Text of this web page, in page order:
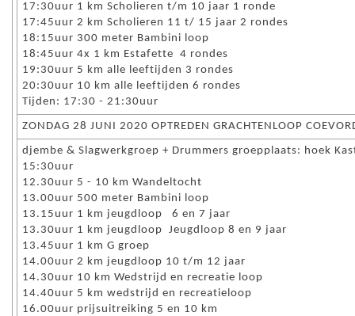
17:30uur 1 km Scholieren t/m 10 jaar 1 ronde
17:45uur 2 km Scholieren 11 t/ 15 jaar 2 rondes
18:15uur 300 meter Bambini loop
18:45uur 4x 1 km Estafette 4 rondes
19:30uur 5 km alle leeftijden 3 rondes
20:30uur 10 km alle leeftijden 6 rondes
Tijden: 17:30 - 21:30uur
ZONDAG 28 JUNI 2020 OPTREDEN GRACHTENLOOP
djembe & Slagwerkgroep + Drummers groepplaats: hoek
15:30uur
12.30uur 5 - 10 km Wandeltocht
13.00uur 500 meter Bambini loop
13.15uur 1 km jeugdloop 6 en 7 jaar
13.30uur 1 km jeugdloop Jeugdloop 8 en 9 jaar
13.45uur 1 km G groep
14.00uur 2 km jeugdloop 10 t/m 12 jaar
14.30uur 10 km Wedstrijd en recreatie loop
14.40uur 5 km wedstrijd en recreatieloop
16.00uur prijsuitreiking 5 en 10 km